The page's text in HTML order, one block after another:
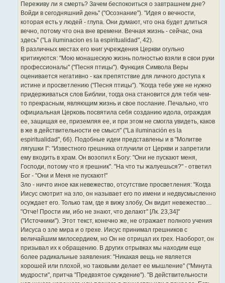
Переживу ли я смерть? Зачем беспокоиться о завтрашнем дне?
Войди в сегодняшний день" ("Осознание"). "Идея о вечности,
которая есть у людей - глупа. Они думают, что она будет длиться
вечно, потому что она вне времени. Вечная жизнь - сейчас, она
здесь" ("La iluminacion es la espiritualidad", 42).
В различных местах его книг учреждения Церкви огульно
критикуются: "Мою монашескую жизнь полностью взяли в свои руки
профессионалы" ("Песня птицы"). Функция Символа Веры
оценивается негативно - как препятствие для личного доступа к
истине и просветлению ("Песня птицы"). "Когда тебе уже не нужно
придерживаться слов Библии, тогда она становится для тебя чем-
то прекрасным, являющим жизнь и свое послание. Печально, что
официальная Церковь посвятила себя созданию идола, ограждая
ее, защищая ее, приземляя ее, и при этом не смогла увидеть, каков
в же в действительности ее смысл" ("La iluminación es la
espiritualidad", 66). Подобные идеи представлены и в "Молитве
лягушки I": "Известного грешника отлучили от Церкви и запретили
ему входить в храм. Он возопил к Богу: "Они не пускают меня,
Господи, потому что я грешник". "На что ты жалуешься?" - ответил
Бог - "Они и Меня не пускают!"
Зло - ничто иное как невежество, отсутствие просветления: "Когда
Иисус смотрит на зло, он называет его по имени и недвусмысленно
осуждает его. Только там, где я вижу злобу, Он видит невежество…
"Отче! Прости им, ибо не знают, что делают" [Лк. 23,34]"
("Источники"). Этот текст, конечно же, не отражает полного учения
Иисуса о зле мира и о грехе. Иисус принимал грешников с
величайшим милосердием, но Он не отрицал их грех. Наоборот, он
призывал их к обращению. В других отрывках мы находим еще
более радикальные заявления: "Никакая вещь не является
хорошей или плохой, но таковыми делает ее мышление" ("Минута
мудрости", притча "Предвзятое суждение"). "В действительности